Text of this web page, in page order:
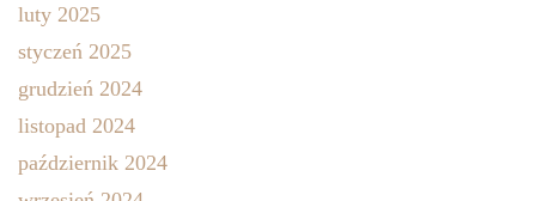
luty 2025
styczeń 2025
grudzień 2024
listopad 2024
październik 2024